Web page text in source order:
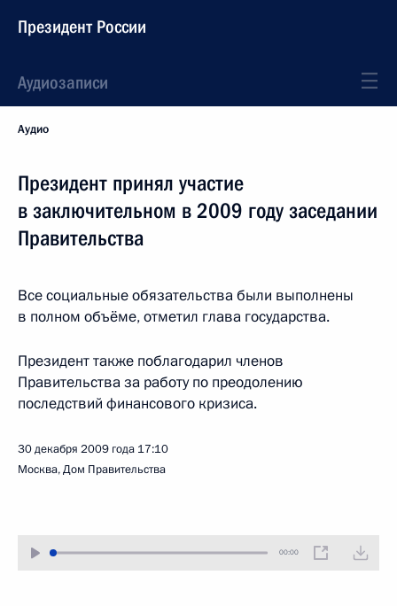
Президент России
Аудиозаписи
Аудио
Президент принял участие
в заключительном в 2009 году заседании
Правительства
Все социальные обязательства были выполнены
в полном объёме, отметил глава государства.
Президент также поблагодарил членов
Правительства за работу по преодолению
последствий финансового кризиса.
30 декабря 2009 года 17:10
Москва, Дом Правительства
00:00